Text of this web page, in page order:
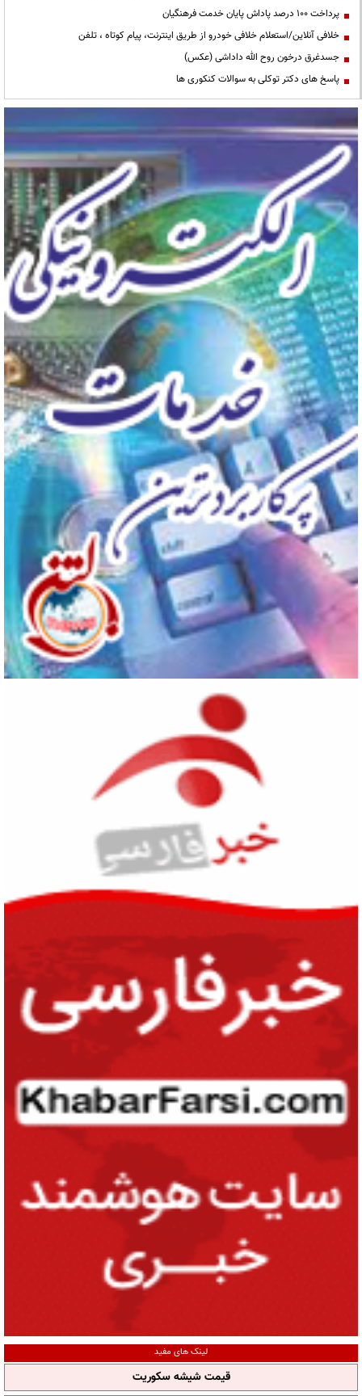
پرداخت ۱۰۰ درصد پاداش پایان خدمت فرهنگیان
خلافی آنلاین/استعلام خلافی خودرو از طریق اینترنت، پیام کوتاه ، تلفن
جسدغرق درخون روح الله داداشی (عکس)
پاسخ های دکتر توکلی به سوالات کنکوری ها
لینک های مفید
قیمت شیشه سکوریت